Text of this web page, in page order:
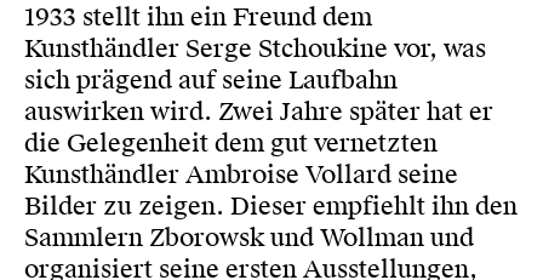
1933 stellt ihn ein Freund dem
Kunsthändler Serge Stchoukine vor, was
sich prägend auf seine Laufbahn
auswirken wird. Zwei Jahre später hat er
die Gelegenheit dem gut vernetzten
Kunsthändler Ambroise Vollard seine
Bilder zu zeigen. Dieser empfiehlt ihn den
Sammlern Zborowsk und Wollman und
organisiert seine ersten Ausstellungen,